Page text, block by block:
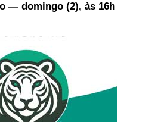
— domingo (2), às 16h